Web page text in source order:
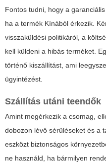
Fontos tudni, hogy a
ha a termék Kínából érkezik.
visszaküldési politikáról, a
kell küldeni a hibás terméket.
történő kiszállítást, ami
ügyintézést.
Szállítás utáni teendők
Amint megérkezik a csomag,
dobozon lévő sérüléseket és a
eszközt biztonságos
ne használd, ha bármilyen